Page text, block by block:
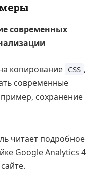
современных
копирование CSS ,
современные
сохранение
читает подробное
Google Analytics 4